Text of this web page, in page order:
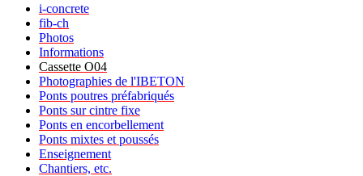
i-concrete
fib-ch
Photos
Informations
Cassette O04
Photographies de l'IBETON
Ponts poutres préfabriqués
Ponts sur cintre fixe
Ponts en encorbellement
Ponts mixtes et poussés
Enseignement
Chantiers, etc.